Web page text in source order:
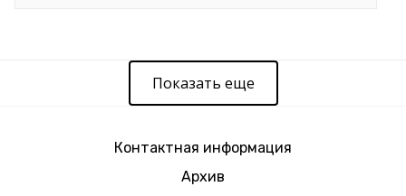
Показать еще
Контактная информация
Архив